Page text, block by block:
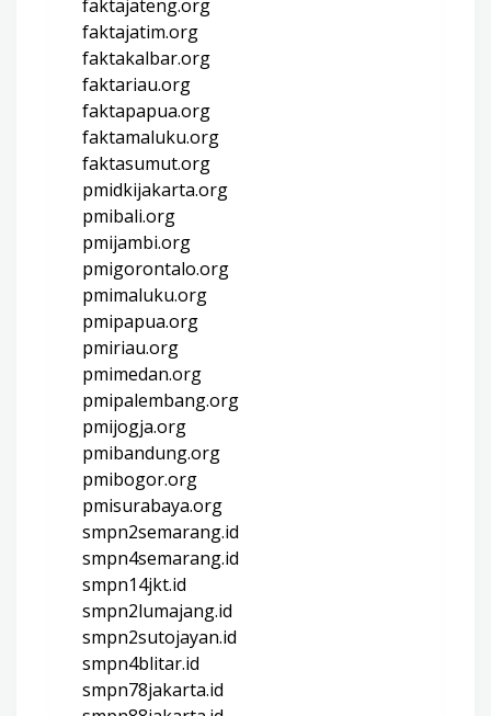
faktajateng.org
faktajatim.org
faktakalbar.org
faktariau.org
faktapapua.org
faktamaluku.org
faktasumut.org
pmidkijakarta.org
pmibali.org
pmijambi.org
pmigorontalo.org
pmimaluku.org
pmipapua.org
pmiriau.org
pmimedan.org
pmipalembang.org
pmijogja.org
pmibandung.org
pmibogor.org
pmisurabaya.org
smpn2semarang.id
smpn4semarang.id
smpn14jkt.id
smpn2lumajang.id
smpn2sutojayan.id
smpn4blitar.id
smpn78jakarta.id